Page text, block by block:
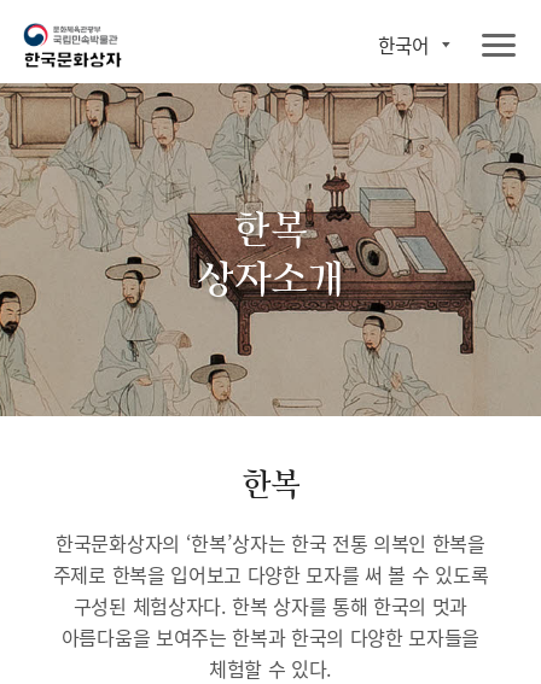
한국어
한복
상자소개
한복
한국문화상자의 ‘한복’상자는 한국 전통 의복인 한복을
주제로 한복을 입어보고 다양한 모자를 써 볼 수 있도록
구성된 체험상자다. 한복 상자를 통해 한국의 멋과
아름다움을 보여주는 한복과 한국의 다양한 모자들을
체험할 수 있다.